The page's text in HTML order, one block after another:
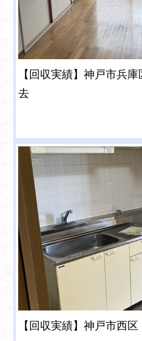
【回収実績】神戸市兵
去
【回収実績】神戸市西